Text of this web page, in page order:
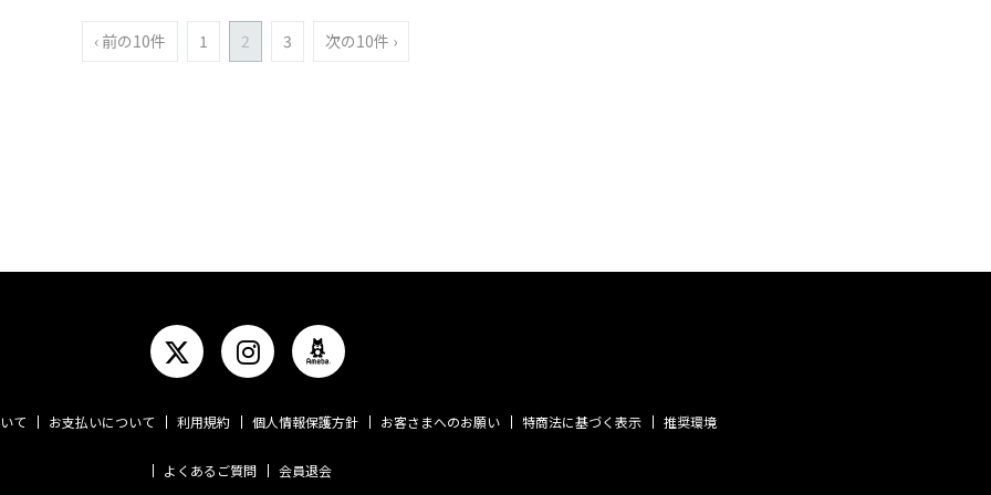
‹ 前の10件 1 2 3 次の10件 ›
て お支払いについて 利用規約 個人情報保護方針 お客さまへのお願い 特商法に基づく表示 推奨環境
よくあるご質問 会員退会